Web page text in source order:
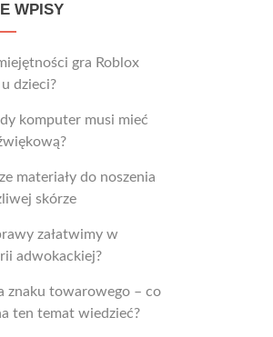
WPISY
gra Roblox
dzieci?
komputer musi mieć
materiały do noszenia
skórze
załatwimy w
adwokackiej?
znaku towarowego – co
ten temat wiedzieć?